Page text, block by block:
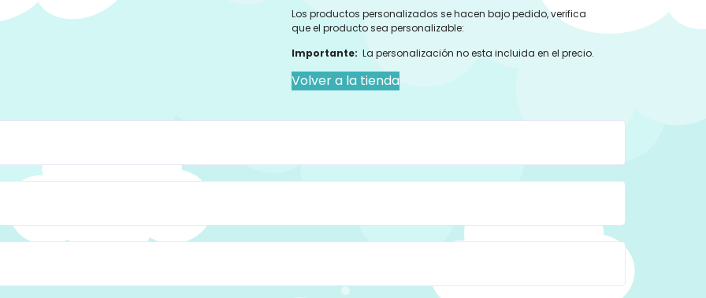
Los productos personalizados se hacen bajo pedido, verifica
que el producto sea personalizable:
Importante: La personalización no esta incluida en el precio.
Volver a la tienda